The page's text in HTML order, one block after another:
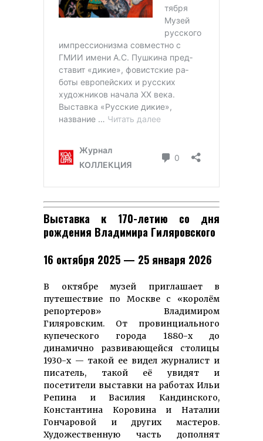
Выставка к 170-летию со дня
рождения Владимира Гиляровского
16 октября 2025 — 25 января 2026
В октябре музей приглашает в
путешествие по Москве с «королём
репортеров» Владимиром
Гиляровским. От провинциального
купеческого города 1880-х до
динамично развивающейся столицы
1930-х — такой ее видел журналист и
писатель, такой её увидят и
посетители выставки на работах Ильи
Репина и Василия Кандинского,
Константина Коровина и Наталии
Гончаровой и других мастеров.
Художественную часть дополнят